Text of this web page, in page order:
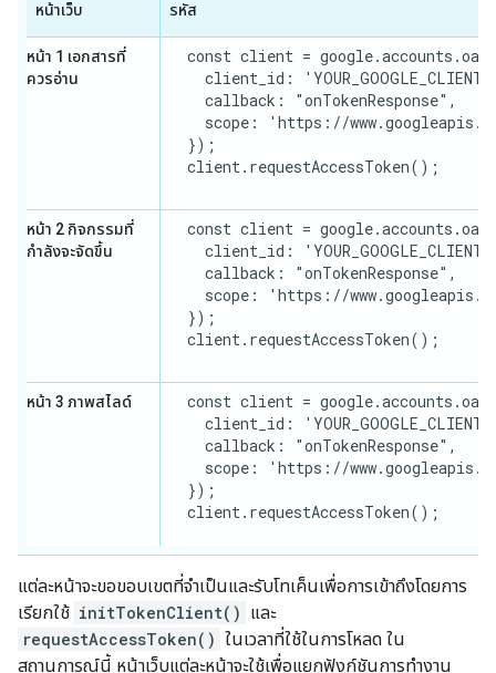
หน้าเว็บ รหัส
หน้า 1 เอกสารที่
ควรอ่าน
const client =
client_id:
    callback: "onTokenResponse",
scope: 'https://
  });
  client.requestAccessToken();
หน้า 2 กิจกรรมที่
กำลังจะจัดขึ้น
const client =
client_id:
    callback: "onTokenResponse",
scope: 'https://
  });
  client.requestAccessToken();
หน้า 3 ภาพสไลด์
const client =
client_id:
    callback: "onTokenResponse",
scope: 'https://
  });
  client.requestAccessToken();
แต่ละหน้าจะขอขอบเขตที่จำเป็นและรับโทเค็นเพื่อการเข้าถึงโดยการ
เรียกใช้ initTokenClient() และ
requestAccessToken() ในเวลาที่ใช้ในการโหลด ใน
สถานการณ์นี้ หน้าเว็บแต่ละหน้าจะใช้เพื่อแยกฟังก์ชันการทำงาน